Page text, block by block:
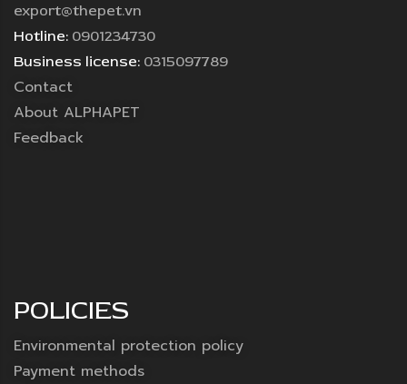
export@thepet.vn
Hotline: 0901234730
Business license: 0315097789
Contact
About ALPHAPET
Feedback
POLICIES
Environmental protection policy
Payment methods